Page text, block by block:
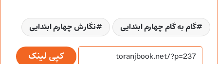
گام به گام چهارم ابتدایی نگارش چهارم ابتدایی
کپی لینک